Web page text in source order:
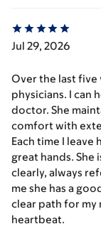
Jul 29, 2026
Over the last five
physicians. I can
doctor. She
comfort with
Each time I leave
great hands.
clearly, always
me she has a
clear path for my
heartbeat.